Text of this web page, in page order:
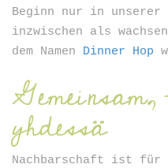
Beginn nur in unserer
inzwischen als
dem Namen Dinner Hop
yhdessä
Nachbarschaft ist für